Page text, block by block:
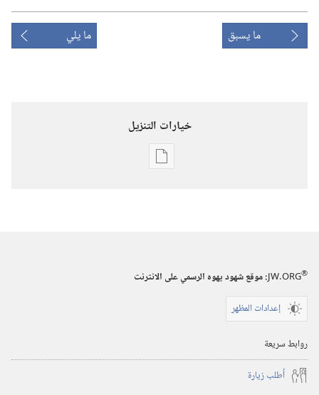
ما يسبق ما يلي
خيارات التنزيل
خيارات
الدراسية)‏
JW.ORG®
:‏ موقع شهود يهوه الرسمي على الانترنت
إعدادات المظهر
روابط سريعة
أُطلب زيارة